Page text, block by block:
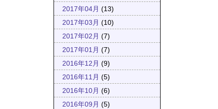
2017年04月 (13)
2017年03月 (10)
2017年02月 (7)
2017年01月 (7)
2016年12月 (9)
2016年11月 (5)
2016年10月 (6)
2016年09月 (5)